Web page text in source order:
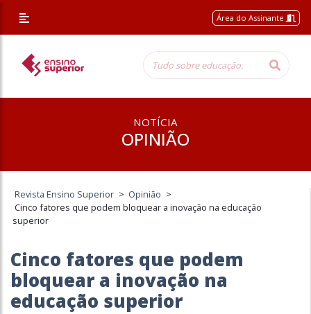
Área do Assinante
NOTÍCIA
OPINIÃO
Revista Ensino Superior > Opinião >
Cinco fatores que podem bloquear a inovação na educação
superior
Cinco fatores que podem
bloquear a inovação na
educação superior